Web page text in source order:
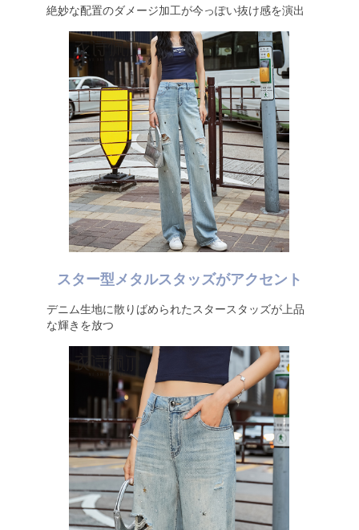
絶妙な配置のダメージ加工が今っぽい抜け感を演出
スター型メタルスタッズがアクセント
デニム生地に散りばめられたスタースタッズが上品
な輝きを放つ